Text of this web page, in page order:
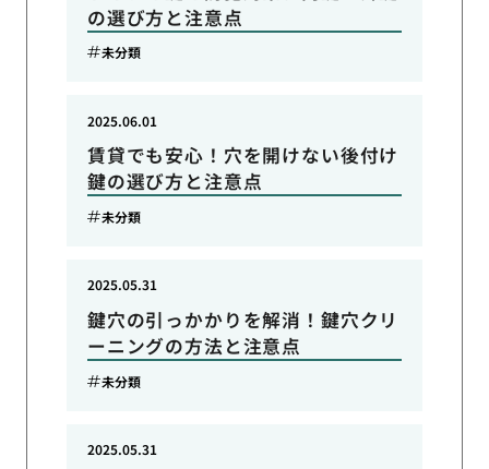
の選び方と注意点
未分類
賃貸でも安心！穴を開けない後付け
鍵の選び方と注意点
2025.06.01
未分類
鍵穴の引っかかりを解消！鍵穴クリ
ーニングの方法と注意点
2025.05.31
未分類
2025.05.31